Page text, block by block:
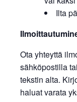
Ilta
Ota yhteyttä
sähköpostilla
tekstin alta.
haluat varata